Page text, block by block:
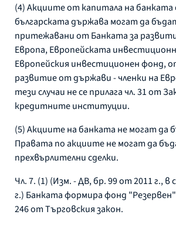
(4) Aкциите от капитала на банката
българската държава могат да
притежавани от Банката за
Европа, Европейската
Европейския инвестиционен фонд,
развитие от държави - членки на
тези случаи не се прилага чл. 31 от
кредитните институции.
(5) Акциите на банката не могат да
Правата по акциите не могат да
прехвърлителни сделки.
Чл. 7. (1) (Изм. - ДВ, бр. 99 от 2011 г., в
г.) Банката формира фонд "Резервен"
246 от Търговския закон.